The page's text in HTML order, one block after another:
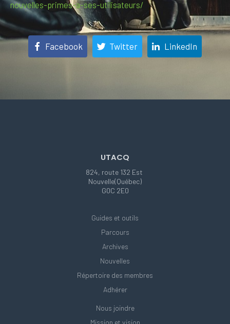
nouvelles-primes-a-ses-utilisateurs/
Facebook Twitter LinkedIn
UTACQ
824, route 132 Est
Nouvelle(Québec)
G0C 2E0
Guides et outils
Parcours
Archives
Nouvelles
Répertoire des membres
Adhérer
Nous joindre
Mission et vision